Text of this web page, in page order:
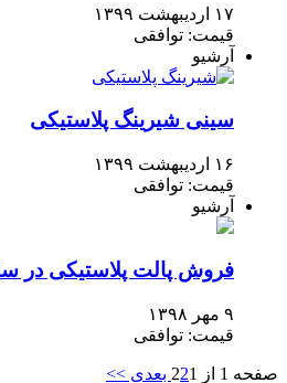
۱۷ اردیبهشت ۱۳۹۹
قیمت: توافقی
آرشیو
سینی شیرینگ پلاستیکی
۱۶ اردیبهشت ۱۳۹۹
قیمت: توافقی
آرشیو
فروش پالت پلاستیکی در
۹ مهر ۱۳۹۸
قیمت: توافقی
صفحه 1 از 2 21 بعدی >>